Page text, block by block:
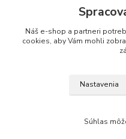
+421 908 678 479
info@audiovideoshop.sk
Náš e-shop a partneri
cookies, aby Vám mohli
Nastavenia
Súhlas